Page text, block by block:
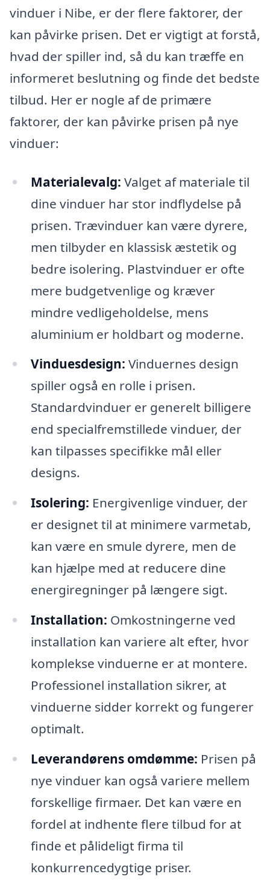
vinduer i Nibe, er der flere faktorer, der
kan påvirke prisen. Det er vigtigt at forstå,
hvad der spiller ind, så du kan træffe en
informeret beslutning og finde det bedste
tilbud. Her er nogle af de primære
faktorer, der kan påvirke prisen på nye
vinduer:
Materialevalg: Valget af materiale til
dine vinduer har stor indflydelse på
prisen. Trævinduer kan være dyrere,
men tilbyder en klassisk æstetik og
bedre isolering. Plastvinduer er ofte
mere budgetvenlige og kræver
mindre vedligeholdelse, mens
aluminium er holdbart og moderne.
Vinduesdesign: Vinduernes design
spiller også en rolle i prisen.
Standardvinduer er generelt billigere
end specialfremstillede vinduer, der
kan tilpasses specifikke mål eller
designs.
Isolering: Energivenlige vinduer, der
er designet til at minimere varmetab,
kan være en smule dyrere, men de
kan hjælpe med at reducere dine
energiregninger på længere sigt.
Installation: Omkostningerne ved
installation kan variere alt efter, hvor
komplekse vinduerne er at montere.
Professionel installation sikrer, at
vinduerne sidder korrekt og fungerer
optimalt.
Leverandørens omdømme: Prisen på
nye vinduer kan også variere mellem
forskellige firmaer. Det kan være en
fordel at indhente flere tilbud for at
finde et pålideligt firma til
konkurrencedygtige priser.